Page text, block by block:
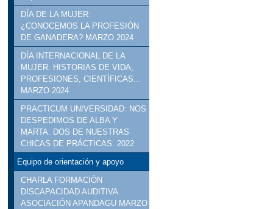
DÍA DE LA MUJER:
¿CONOCEMOS LA PROFESIÓN
DE GANADERA? MARZO 2024
DÍA INTERNACIONAL DE LA
MUJER: HISTORIAS DE VIDA,
PROFESIONES, CIENTÍFICAS...
MARZO 2024
PRACTICUM UNIVERSIDAD: NOS
DESPEDIMOS DE ALBA Y
MARTA. DOS DE NUESTRAS
CHICAS DE PRÁCTICAS. 2022
Equipo de orientación y apoyo
CHARLA FORMACIÓN
DISCAPACIDAD AUDITIVA.
ASOCIACIÓN APANDAGU MARZO